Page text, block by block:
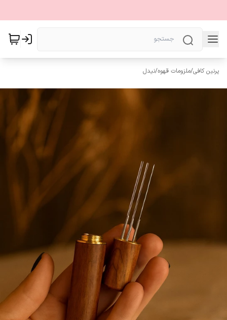
پرنین کافی/ملزومات قهوه/نیدل